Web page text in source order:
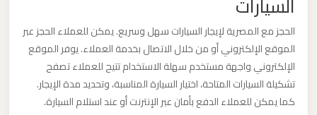
الحجز مع المصرية لإيجار السيارات سهل وسريع. يمكن للعملاء الحجز عبر
الموقع الإلكتروني أو من خلال الاتصال بخدمة العملاء. يوفر الموقع
الإلكتروني واجهة مستخدم سهلة الاستخدام تتيح للعملاء تصفح
تشكيلة السيارات المتاحة، اختيار السيارة المناسبة، وتحديد مدة الإيجار.
كما يمكن للعملاء الدفع بأمان عبر الإنترنت أو عند استلام السيارة.
العرب
والإسكندرية
ليموزين